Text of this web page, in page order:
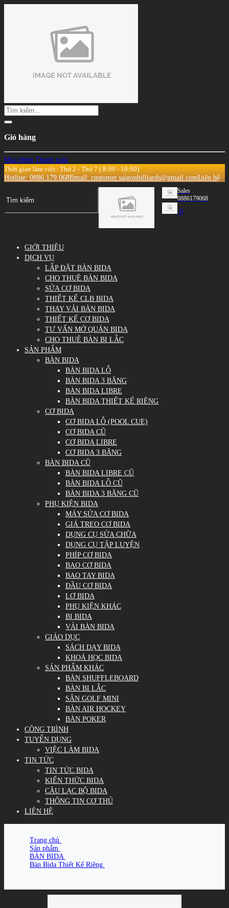
Giỏ hàng
Mua thêm Thanh toán
Thời gian làm việc: Thứ 2 - Thứ 7 ( 8:00 - 18:00)
Hotline: 0886.179.068Email: customer.saigonbilliards@gmail.comLiên hệ
Sales
0886179068
0
GIỚI THIỆU
DỊCH VỤ
LẮP ĐẶT BÀN BIDA
CHO THUÊ BÀN BIDA
SỬA CƠ BIDA
THIẾT KẾ CLB BIDA
THAY VẢI BÀN BIDA
THIẾT KẾ CƠ BIDA
TƯ VẤN MỞ QUÁN BIDA
CHO THUÊ BÀN BI LẮC
SẢN PHẨM
BÀN BIDA
BÀN BIDA LỖ
BÀN BIDA 3 BĂNG
BÀN BIDA LIBRE
BÀN BIDA THIẾT KẾ RIÊNG
CƠ BIDA
CƠ BIDA LỖ (POOL CUE)
CƠ BIDA CŨ
CƠ BIDA LIBRE
CƠ BIDA 3 BĂNG
BÀN BIDA CŨ
BÀN BIDA LIBRE CŨ
BÀN BIDA LỖ CŨ
BÀN BIDA 3 BĂNG CŨ
PHỤ KIỆN BIDA
MÁY SỬA CƠ BIDA
GIÁ TREO CƠ BIDA
DỤNG CỤ SỬA CHỮA
DỤNG CỤ TẬP LUYỆN
PHÍP CƠ BIDA
BAO CƠ BIDA
BAO TAY BIDA
ĐẦU CƠ BIDA
LƠ BIDA
PHỤ KIỆN KHÁC
BI BIDA
VẢI BÀN BIDA
GIÁO DỤC
SÁCH DẠY BIDA
KHOÁ HỌC BIDA
SẢN PHẨM KHÁC
BÀN SHUFFLEBOARD
BÀN BI LẮC
SÂN GOLF MINI
BÀN AIR HOCKEY
BÀN POKER
CÔNG TRÌNH
TUYỂN DỤNG
VIỆC LÀM BIDA
TIN TỨC
TIN TỨC BIDA
KIẾN THỨC BIDA
CÂU LẠC BỘ BIDA
THÔNG TIN CƠ THỦ
LIÊN HỆ
Trang chủ
Sản phẩm
BÀN BIDA
Bàn Bida Thiết Kế Riêng